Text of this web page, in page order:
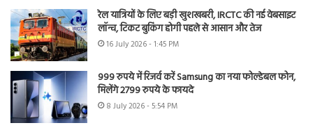
रेल यात्रियों के लिए बड़ी खुशखबरी, IRCTC की नई वेबसाइट
लॉन्च, टिकट बुकिंग होगी पहले से आसान और तेज
16 July 2026 - 1:45 PM
999 रुपये में रिजर्व करें Samsung का नया फोल्डेबल फोन,
मिलेंगे 2799 रुपये के फायदे
8 July 2026 - 5:54 PM